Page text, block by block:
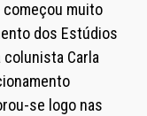
muito
dos Estúdios
colunista Carla
se logo nas